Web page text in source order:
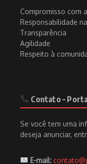
Compromisso com
Responsabilidade
Transparência
Agilidade
Respeito à
Contato –
Se você tem uma
deseja anunciar,
E-mail: